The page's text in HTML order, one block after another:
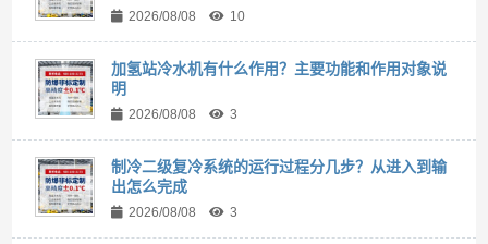
2026/08/08 10
加氢站冷水机有什么作用？主要功能和作用对象说
明
2026/08/08 3
制冷二级复冷系统的运行过程分几步？从进入到输
出怎么完成
2026/08/08 3